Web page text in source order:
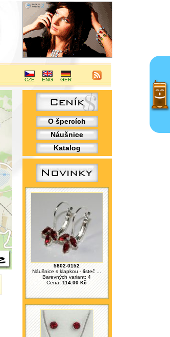
CZE ENG GER
O špercích
Náušnice
Katalog
5802-0152
Náušnice s klapkou - lísteč ...
Barevných variant: 4
Cena: 114.00 Kč